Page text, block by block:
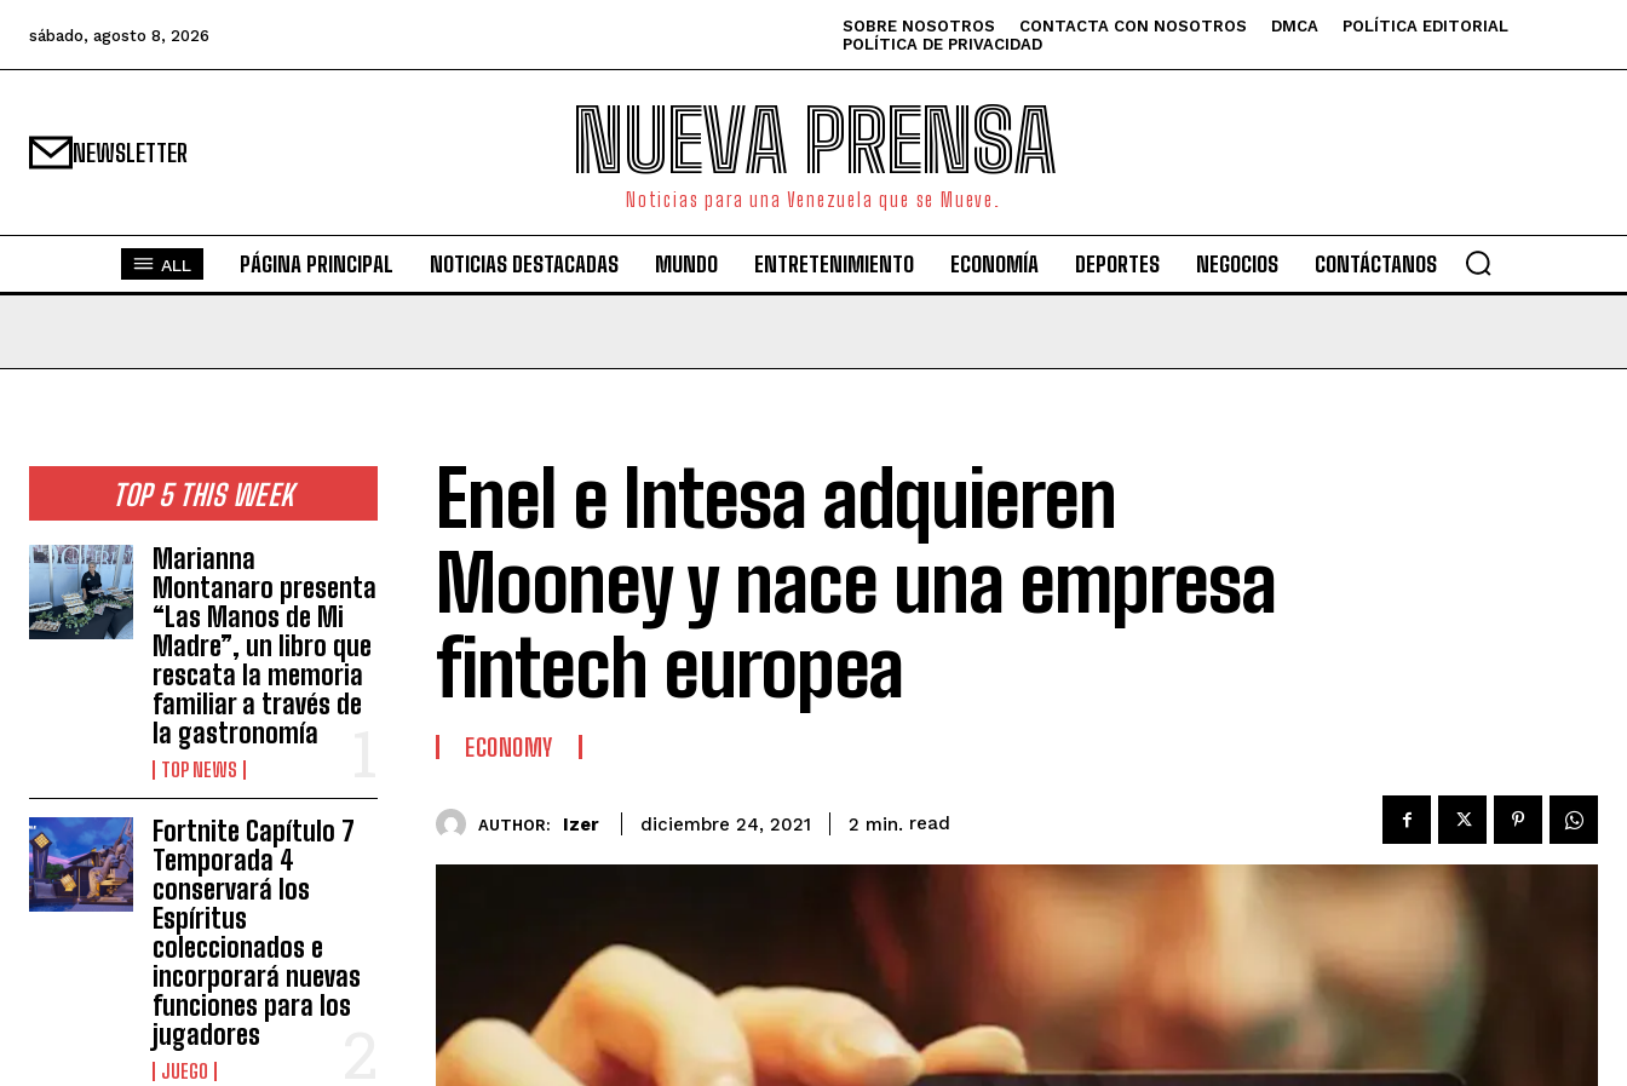
sábado, agosto 8, 2026 SOBRE NOSOTROS CONTACTA CON NOSOTROS DMCA
POLÍTICA EDITORIAL
POLÍTICA DE PRIVACIDAD
NEWSLETTER NUEVA PRENSA
Noticias para una Venezuela que se Mueve.
ALL PÁGINA PRINCIPAL NOTICIAS DESTACADAS MUNDO ENTRETENIMIENTO ECONOMÍA DEPORTES NEGOCIOS CONTÁCTANOS
TOP 5 THIS WEEK
Marianna
Montanaro presenta
“Las Manos de Mi
Madre”, un libro que
rescata la memoria
familiar a través de
la gastronomía
TOP NEWS
Fortnite Capítulo 7
Temporada 4
conservará los
Espíritus
coleccionados e
incorporará nuevas
funciones para los
jugadores
JUEGO
Enel e Intesa adquieren
Mooney y nace una empresa
fintech europea
ECONOMY
AUTHOR: Izer diciembre 24, 2021 2 min. read